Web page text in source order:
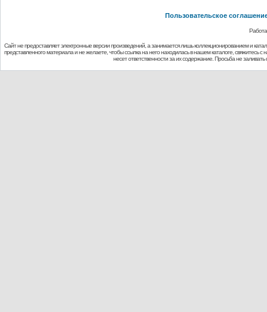
Пользовательское
Сайт не предоставляет электронные версии произведений, а занимается лишь коллекционированием и
представленного материала и не желаете, чтобы ссылка на него находилась в нашем каталоге,
несет ответственности за их содержание. Просьба не